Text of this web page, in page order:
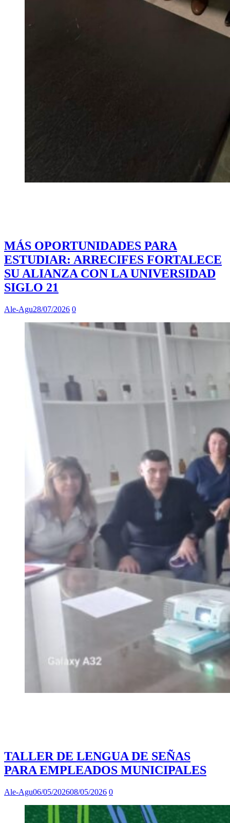
MÁS OPORTUNIDADES PARA
ESTUDIAR: ARRECIFES FORTALECE
SU ALIANZA CON LA UNIVERSIDAD
SIGLO 21
Ale-Agu28/07/2026 0
TALLER DE LENGUA DE SEÑAS
PARA EMPLEADOS MUNICIPALES
Ale-Agu06/05/202608/05/2026 0